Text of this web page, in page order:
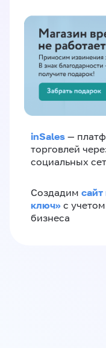
inSales —
торговлей
социальных
Создадим сайт
ключ» с
бизнеса